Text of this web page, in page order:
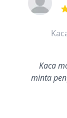
Kaca
minta